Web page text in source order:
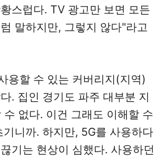
스럽다. TV 광고만 보면 모든
말하지만, 그렇지 않다"라고
용할 수 있는 커버리지(지역)
. 집인 경기도 파주 대부분 지
없다. 이건 그래도 이해할 수
니까. 하지만, 5G를 사용하다
기는 현상이 심했다. 사용하던